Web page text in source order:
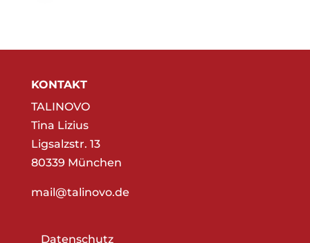
KONTAKT
TALINOVO
Tina Lizius
Ligsalzstr. 13
80339 München
mail@talinovo.de
Datenschutz